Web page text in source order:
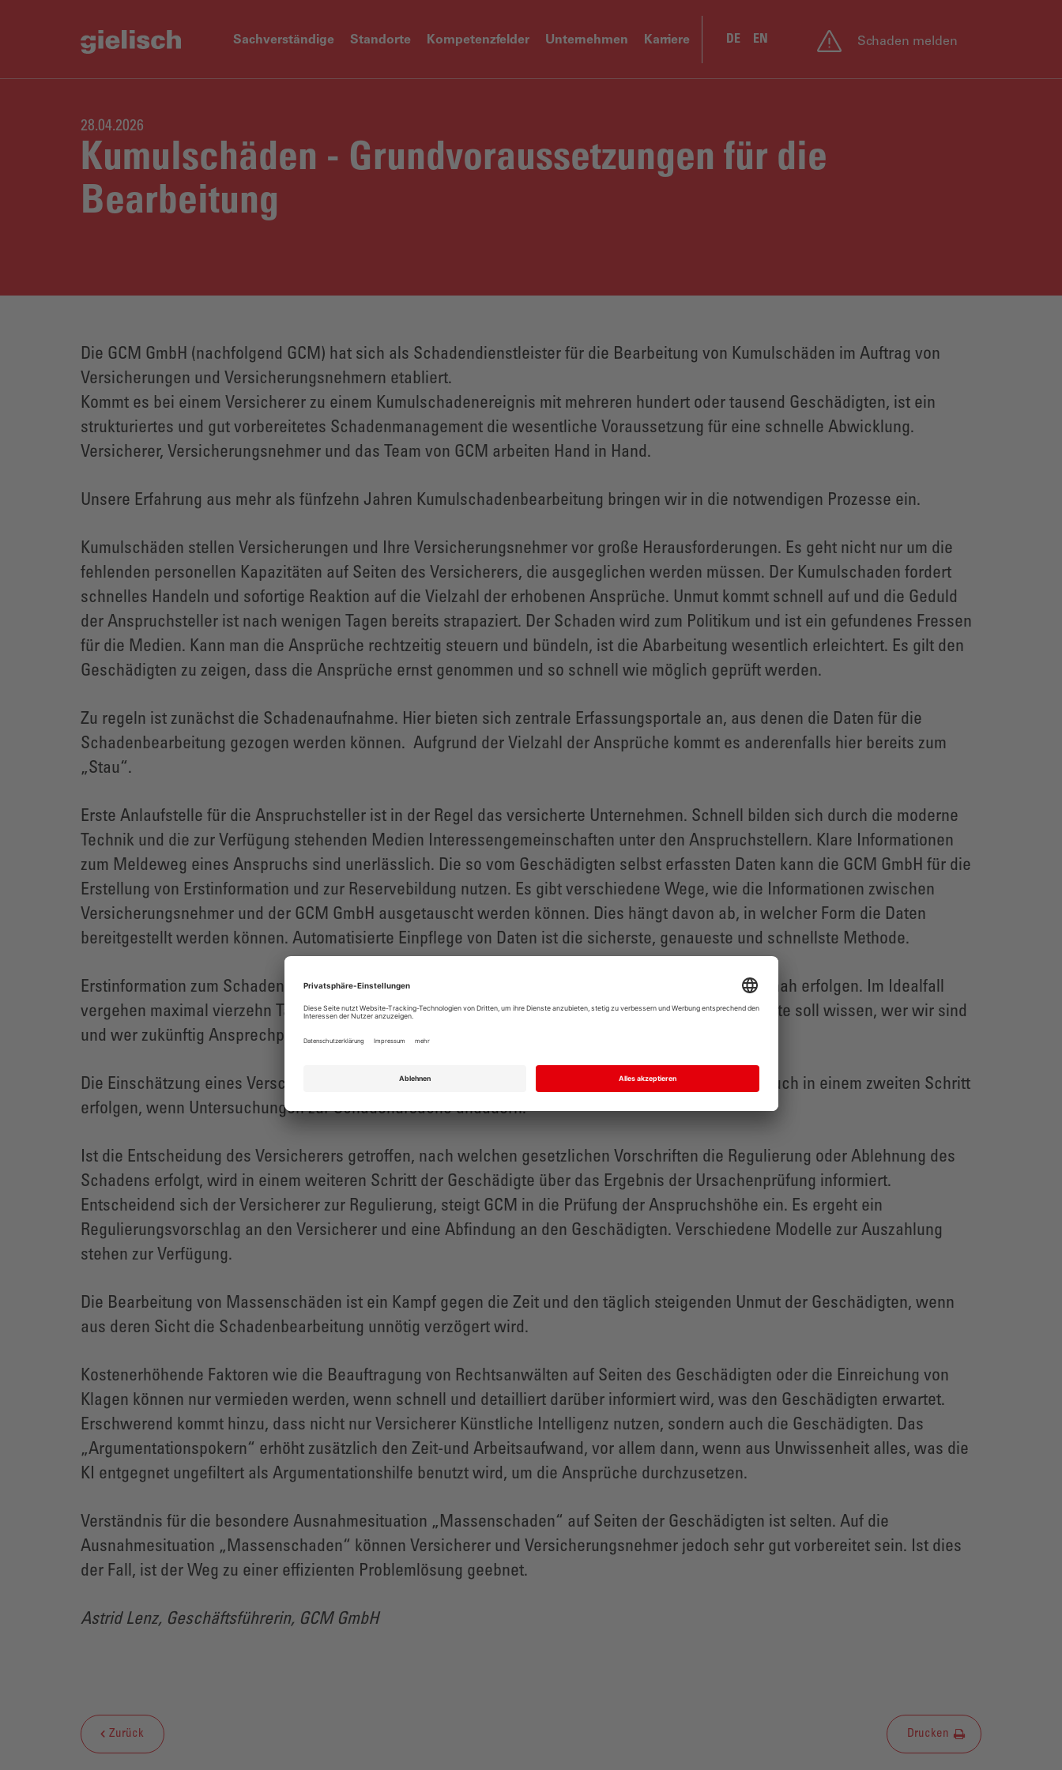
Sachverständige Standorte Kompetenzfelder Unternehmen Karriere DE EN Schaden melden
28.04.2026
Kumulschäden - Grundvoraussetzungen für die
Bearbeitung
Die GCM GmbH (nachfolgend GCM) hat sich als Schadendienstleister für die Bearbeitung von Kumulschäden im Auftrag von
Versicherungen und Versicherungsnehmern etabliert.
Kommt es bei einem Versicherer zu einem Kumulschadenereignis mit mehreren hundert oder tausend Geschädigten, ist ein
strukturiertes und gut vorbereitetes Schadenmanagement die wesentliche Voraussetzung für eine schnelle Abwicklung.
Versicherer, Versicherungsnehmer und das Team von GCM arbeiten Hand in Hand.
Unsere Erfahrung aus mehr als fünfzehn Jahren Kumulschadenbearbeitung bringen wir in die notwendigen Prozesse ein.
Kumulschäden stellen Versicherungen und Ihre Versicherungsnehmer vor große Herausforderungen. Es geht nicht nur um die
fehlenden personellen Kapazitäten auf Seiten des Versicherers, die ausgeglichen werden müssen. Der Kumulschaden fordert
schnelles Handeln und sofortige Reaktion auf die Vielzahl der erhobenen Ansprüche. Unmut kommt schnell auf und die Geduld
der Anspruchsteller ist nach wenigen Tagen bereits strapaziert. Der Schaden wird zum Politikum und ist ein gefundenes Fressen
für die Medien. Kann man die Ansprüche rechtzeitig steuern und bündeln, ist die Abarbeitung wesentlich erleichtert. Es gilt den
Geschädigten zu zeigen, dass die Ansprüche ernst genommen und so schnell wie möglich geprüft werden.
Zu regeln ist zunächst die Schadenaufnahme. Hier bieten sich zentrale Erfassungsportale an, aus denen die Daten für die
Schadenbearbeitung gezogen werden können. Aufgrund der Vielzahl der Ansprüche kommt es anderenfalls hier bereits zum
„Stau“.
Erste Anlaufstelle für die Anspruchsteller ist in der Regel das versicherte Unternehmen. Schnell bilden sich durch die moderne
Technik und die zur Verfügung stehenden Medien Interessengemeinschaften unter den Anspruchstellern. Klare Informationen
zum Meldeweg eines Anspruchs sind unerlässlich. Die so vom Geschädigten selbst erfassten Daten kann die GCM GmbH für die
Erstellung von Erstinformation und zur Reservebildung nutzen. Es gibt verschiedene Wege, wie die Informationen zwischen
Versicherungsnehmer und der GCM GmbH ausgetauscht werden können. Dies hängt davon ab, in welcher Form die Daten
bereitgestellt werden können. Automatisierte Einpflege von Daten ist die sicherste, genaueste und schnellste Methode.
Erstinformation zum Schadenereignis und über den weiteren Ablauf der Bearbeitungen müssen zeitnah erfolgen. Im Idealfall
vergehen maximal vierzehn Tage zwischen Ereignis und Versand der Erstinformation. Der Geschädigte soll wissen, wer wir sind
und wer zukünftig Ansprechpartner für Fragen und die Einreichung von Schadenunterlagen ist.
Die Einschätzung eines Verschuldens im Haftpflichtfall kann notfalls bei technischen Unklarheiten auch in einem zweiten Schritt
erfolgen, wenn Untersuchungen zur Schadenursache andauern.
Ist die Entscheidung des Versicherers getroffen, nach welchen gesetzlichen Vorschriften die Regulierung oder Ablehnung des
Schadens erfolgt, wird in einem weiteren Schritt der Geschädigte über das Ergebnis der Ursachenprüfung informiert.
Entscheidend sich der Versicherer zur Regulierung, steigt GCM in die Prüfung der Anspruchshöhe ein. Es ergeht ein
Regulierungsvorschlag an den Versicherer und eine Abfindung an den Geschädigten. Verschiedene Modelle zur Auszahlung
stehen zur Verfügung.
Die Bearbeitung von Massenschäden ist ein Kampf gegen die Zeit und den täglich steigenden Unmut der Geschädigten, wenn
aus deren Sicht die Schadenbearbeitung unnötig verzögert wird.
Kostenerhöhende Faktoren wie die Beauftragung von Rechtsanwälten auf Seiten des Geschädigten oder die Einreichung von
Klagen können nur vermieden werden, wenn schnell und detailliert darüber informiert wird, was den Geschädigten erwartet.
Erschwerend kommt hinzu, dass nicht nur Versicherer Künstliche Intelligenz nutzen, sondern auch die Geschädigten. Das
„Argumentationspokern“ erhöht zusätzlich den Zeit-und Arbeitsaufwand, vor allem dann, wenn aus Unwissenheit alles, was die
KI entgegnet ungefiltert als Argumentationshilfe benutzt wird, um die Ansprüche durchzusetzen.
Verständnis für die besondere Ausnahmesituation „Massenschaden“ auf Seiten der Geschädigten ist selten. Auf die
Ausnahmesituation „Massenschaden“ können Versicherer und Versicherungsnehmer jedoch sehr gut vorbereitet sein. Ist dies
der Fall, ist der Weg zu einer effizienten Problemlösung geebnet.
Astrid Lenz, Geschäftsführerin, GCM GmbH
Zurück Drucken